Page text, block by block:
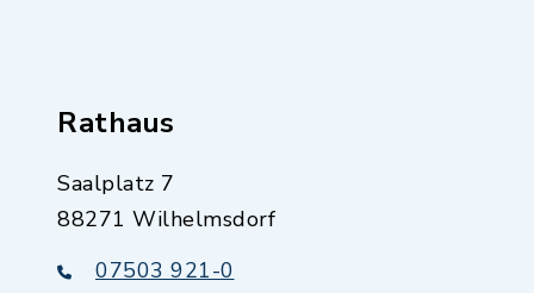
Rathaus
Saalplatz 7
88271 Wilhelmsdorf
07503 921-0